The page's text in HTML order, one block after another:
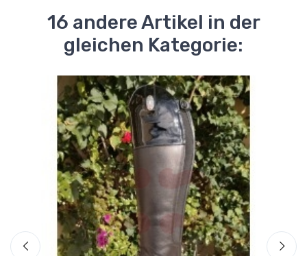
16 andere Artikel in der
gleichen Kategorie: